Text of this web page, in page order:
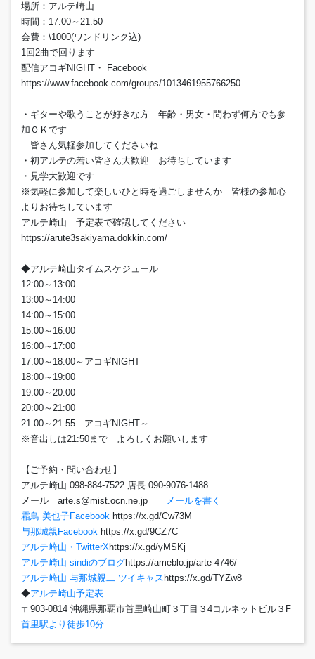
場所：アルテ崎山
時間：17:00～21:50
会費：\1000(ワンドリンク込)
1回2曲で回ります
配信アコギNIGHT・ Facebook
https://www.facebook.com/groups/1013461955766250
・ギターや歌うことが好きな方 年齢・男女・問わず何方でも参
加ＯＫです
皆さん気軽参加してくださいね
・初アルテの若い皆さん大歓迎 お待ちしています
・見学大歓迎です
※気軽に参加して楽しいひと時を過ごしませんか 皆様の参加心
よりお待ちしています
アルテ崎山 予定表で確認してください
https://arute3sakiyama.dokkin.com/
◆アルテ崎山タイムスケジュール
12:00～13:00
13:00～14:00
14:00～15:00
15:00～16:00
16:00～17:00
17:00～18:00～アコギNIGHT
18:00～19:00
19:00～20:00
20:00～21:00
21:00～21:55 アコギNIGHT～
※音出しは21:50まで よろしくお願いします
【ご予約・問い合わせ】
アルテ崎山 098-884-7522 店長 090-9076-1488
メール arte.s@mist.ocn.ne.jp
メールを書く
霜鳥 美也子Facebook https://x.gd/Cw73M
与那城親Facebook https://x.gd/9CZ7C
アルテ崎山・TwitterXhttps://x.gd/yMSKj
アルテ崎山 sindiのブログhttps://ameblo.jp/arte-4746/
アルテ崎山 与那城親二 ツイキャス https://x.gd/TYZw8
◆アルテ崎山予定表
〒903-0814 沖縄県那覇市首里崎山町３丁目３4コルネットビル３F
首里駅より徒歩10分